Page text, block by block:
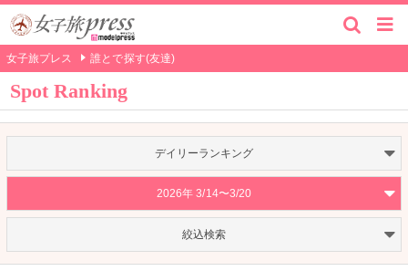
女子旅プレス 誰とで探す(友達)
Spot Ranking
デイリーランキング
2026年 3/14〜3/20
絞込検索